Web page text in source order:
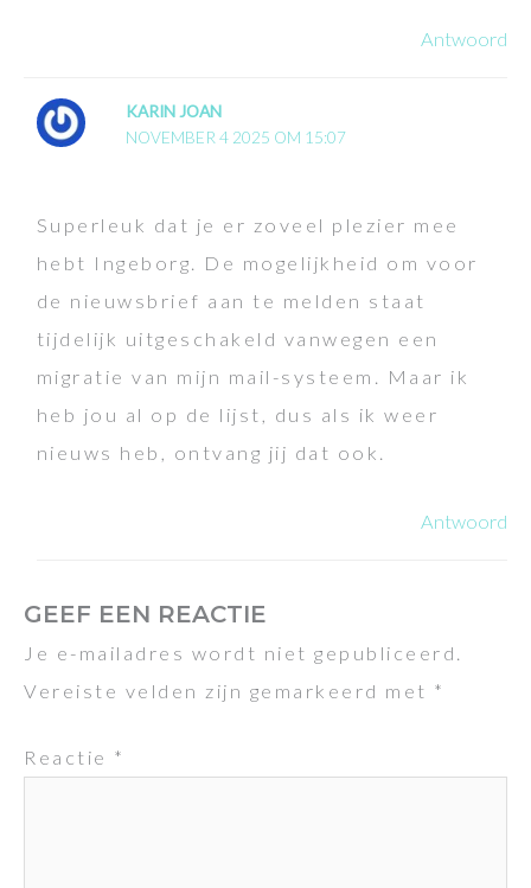
Antwoord
KARIN JOAN
NOVEMBER 4 2025 OM 15:07
Superleuk dat je er zoveel plezier mee
hebt Ingeborg. De mogelijkheid om voor
de nieuwsbrief aan te melden staat
tijdelijk uitgeschakeld vanwegen een
migratie van mijn mail-systeem. Maar ik
heb jou al op de lijst, dus als ik weer
nieuws heb, ontvang jij dat ook.
Antwoord
GEEF EEN REACTIE
Je e-mailadres wordt niet gepubliceerd.
Vereiste velden zijn gemarkeerd met *
Reactie *